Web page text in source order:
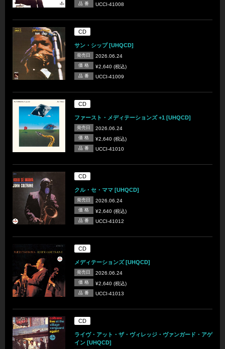
品 番 UCCI-41008
CD
サン・シップ [UHQCD]
発売日 2026.06.24
価 格 ¥2,640 (税込)
品 番 UCCI-41009
CD
ファースト・メディテーションズ +1 [UHQCD]
発売日 2026.06.24
価 格 ¥2,640 (税込)
品 番 UCCI-41010
CD
クル・セ・ママ [UHQCD]
発売日 2026.06.24
価 格 ¥2,640 (税込)
品 番 UCCI-41012
CD
メディテーションズ [UHQCD]
発売日 2026.06.24
価 格 ¥2,640 (税込)
品 番 UCCI-41013
CD
ライヴ・アット・ザ・ヴィレッジ・ヴァンガード・アゲ
イン [UHQCD]